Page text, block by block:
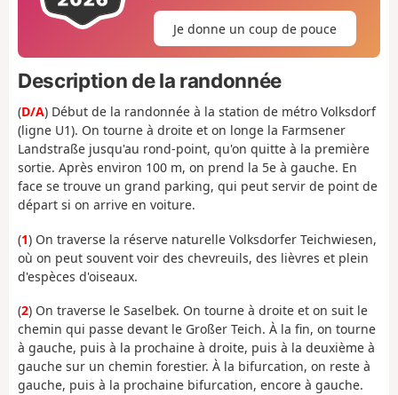
Je donne un coup de pouce
Description de la randonnée
(D/A) Début de la randonnée à la station de métro Volksdorf
(ligne U1). On tourne à droite et on longe la Farmsener
Landstraße jusqu'au rond-point, qu'on quitte à la première
sortie. Après environ 100 m, on prend la 5e à gauche. En
face se trouve un grand parking, qui peut servir de point de
départ si on arrive en voiture.
(1) On traverse la réserve naturelle Volksdorfer Teichwiesen,
où on peut souvent voir des chevreuils, des lièvres et plein
d'espèces d'oiseaux.
(2) On traverse le Saselbek. On tourne à droite et on suit le
chemin qui passe devant le Großer Teich. À la fin, on tourne
à gauche, puis à la prochaine à droite, puis à la deuxième à
gauche sur un chemin forestier. À la bifurcation, on reste à
gauche, puis à la prochaine bifurcation, encore à gauche.